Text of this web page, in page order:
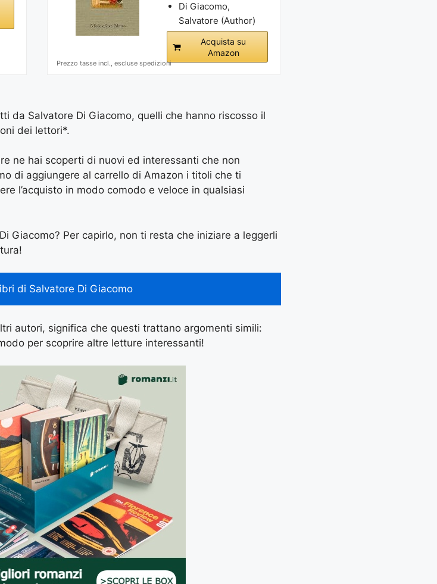
Di Giacomo,
Salvatore (Author)
Acquista su
Amazon
Prezzo tasse incl., escluse spedizioni
da Salvatore Di Giacomo, quelli che hanno riscosso il
dei lettori*.
ne hai scoperti di nuovi ed interessanti che non
di aggiungere al carrello di Amazon i titoli che ti
l’acquisto in modo comodo e veloce in qualsiasi
Giacomo? Per capirlo, non ti resta che iniziare a leggerli
di Salvatore Di Giacomo
autori, significa che questi trattano argomenti simili:
per scoprire altre letture interessanti!